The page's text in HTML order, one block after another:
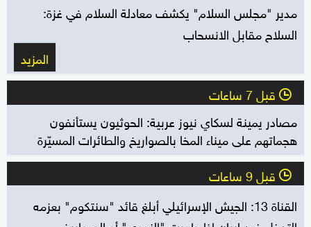
مدير "مجلس السلام" يكشف معادلة السلام في غزة:
السلاح مقابل الانسحاب
المزيد
l قبل 7 ساعات
مصادر يمينة لسكاي نيوز عربية: الحوثيون يستأنفون
هجماتهم على ميناء المخا بالصواريخ والطائرات المسيّرة
l قبل 9 ساعات
القناة 13: الجيش الإسرائيلي أبلغ قائد "سنتكوم" بعزمه